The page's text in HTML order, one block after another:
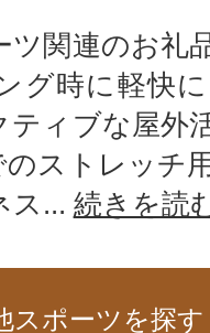
ツ関連のお礼
グ時に軽快
ティブな屋外
のストレッチ
ス... 続きを読
スポーツを探す